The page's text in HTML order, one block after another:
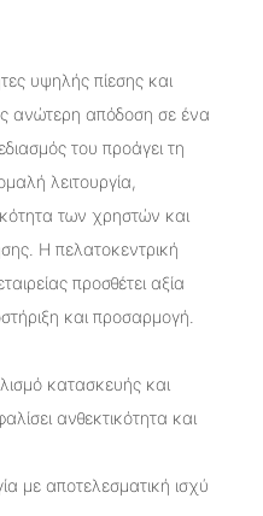
υψηλής πίεσης και
ανώτερη απόδοση σε ένα
του προάγει τη
λειτουργία,
των χρηστών και
Η πελατοκεντρική
προσθέτει αξία
και προσαρμογή.
κατασκευής και
ανθεκτικότητα και
με αποτελεσματική ισχύ